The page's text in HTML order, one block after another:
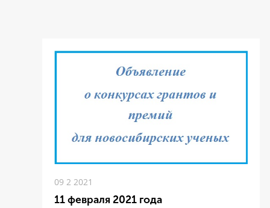
09 2 2021
11 февраля 2021 года